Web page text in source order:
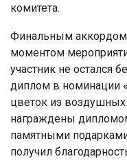
комитета.
Финальным
моментом
участник не остался
диплом в номинации
цветок из
награждены
памятными
получил